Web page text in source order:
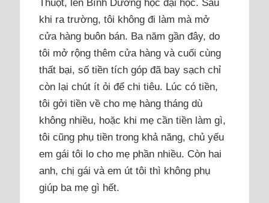
khi ra trường, tôi không đi làm mà mở
cửa hàng buôn bán. Ba năm gần đây, do
tôi mở rộng thêm cửa hàng và cuối cùng
thất bại, số tiền tích góp đã bay sạch chỉ
còn lại chút ít ỏi để chi tiêu. Lúc có tiền,
tôi gởi tiền về cho mẹ hàng tháng dù
không nhiều, hoặc khi mẹ cần tiền làm gì,
tôi cũng phụ tiền trong khả năng, chủ yếu
em gái tôi lo cho mẹ phần nhiều. Còn hai
anh, chị gái và em út tôi thì không phụ
giúp ba mẹ gì hết.